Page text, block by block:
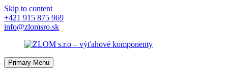
Skip to content
+421 915 875 969
info@zlomsro.sk
Primary Menu